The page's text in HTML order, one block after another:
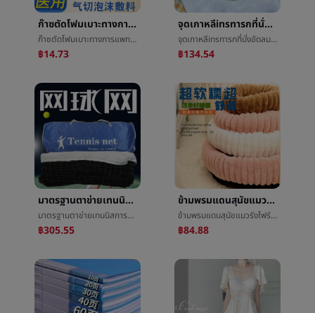
ก๊าซตัดโฟมเบาะทางการแพทย์ก๊าซç®¡ตัดå£เบาะก๊าซตัดใช้การเปิดการแต่งตัวฟองน้ำความแข็งแรงซึมซับก๊าซตัดพยาบาลนำมาใช้
ก๊าซตัดโฟมเบาะทางการแพทย์ก๊าซç®¡ตัดå£เบาะก๊าซตัดใช้การเปิดการแต่งตัวฟองน้ำความแข็งแรงซึมซับก๊าซตัดพยาบาลนำมาใช้
฿14.73
จุดเกาหลีinsทารกที่นั่งอัดลมแบบพกพาเล็กโซฟาทารกต่อต้านตกที่นั่ง6เดือนเรียนนั่งอาบน้ำม้านั่ง
จุดเกาหลีinsทารกที่นั่งอัดลมแบบพกพาเล็กโซฟาทารกต่อต้านตกที่นั่ง6เดือนเรียนนั่งอาบน้ำม้านั่ง
฿134.54
มาตรฐานตาข่ายเทนนิสการอบรมเกมอัพเกรดตาข่ายเทนนิสแบบพกพาถอดได้เทนนิสศูนย์สุทธิ
มาตรฐานตาข่ายเทนนิสการอบรมเกมอัพเกรดตาข่ายเทนนิสแบบพกพาถอดได้เทนนิสศูนย์สุทธิ
฿305.55
ข้ามพรมแดนสุนัขแมวรังโฟร์ซีซั่นส์สัตว์เลี้ยงรังเบาะสินค้าใหม่ฤดูหนาวอบอุ่นยาวกระต่ายผ้าพลัฌแมวรอบรังสุนัขåºเบาะเด็ก
ข้ามพรมแดนสุนัขแมวรังโฟร์ซีซั่นส์สัตว์เลี้ยงรังเบาะสินค้าใหม่ฤดูหนาวอบอุ่นยาวกระต่ายผ้าพลัฌแมวรอบรังสุนัขåºเบาะเด็ก
฿84.88